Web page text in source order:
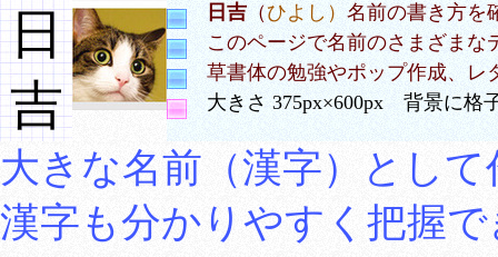
日
吉
日吉 （ひよし） 名前の書き方を
このページで名前のさまざまな
草書体の勉強やポップ作成、レ
大きさ 375px×600px 背景に格
大きな名前（漢字）とし
漢字も分かりやすく把握